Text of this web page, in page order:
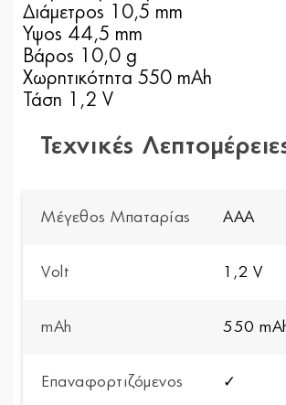
Διάμετρος 10,5 mm
Ύψος 44,5 mm
Βάρος 10,0 g
Χωρητικότητα 550 mAh
Τάση 1,2 V
Τεχνικές
Μέγεθος Μπαταρίας AAA
Volt 1,2 V
mAh 550
Επαναφορτιζόμενος ✓